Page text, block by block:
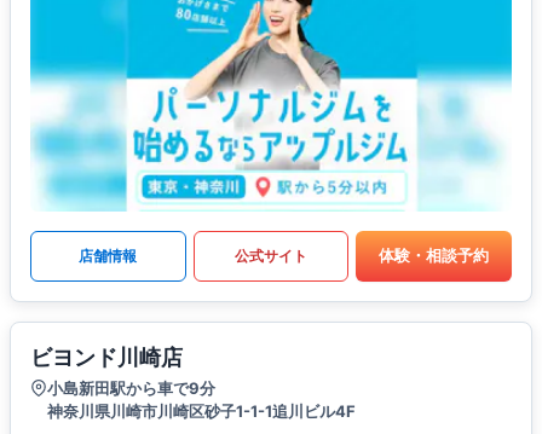
店舗情報 公式サイト 体験・相談予約
ビヨンド川崎店
小島新田駅から車で9分
神奈川県川崎市川崎区砂子1-1-1追川ビル4F